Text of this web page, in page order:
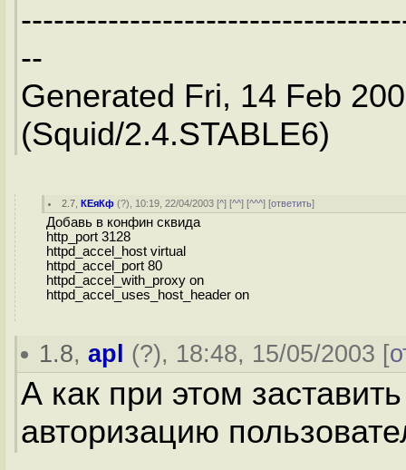
--
Generated Fri, 14 Feb
(Squid/2.4.STABLE6)
2.7 ,КЕяКф (?), 10:19, 22/04/2003 [^] [^^] [^^^] [ответить]
Добавь в конфин сквида
http_port 3128
httpd_accel_host virtual
httpd_accel_port 80
httpd_accel_with_proxy on
httpd_accel_uses_host_header on
1.8,apl (?), 18:48, 15/05/2003 [
А как при этом
авторизацию